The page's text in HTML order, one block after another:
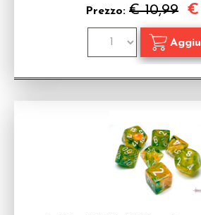
Prezzo: € 10,99 €